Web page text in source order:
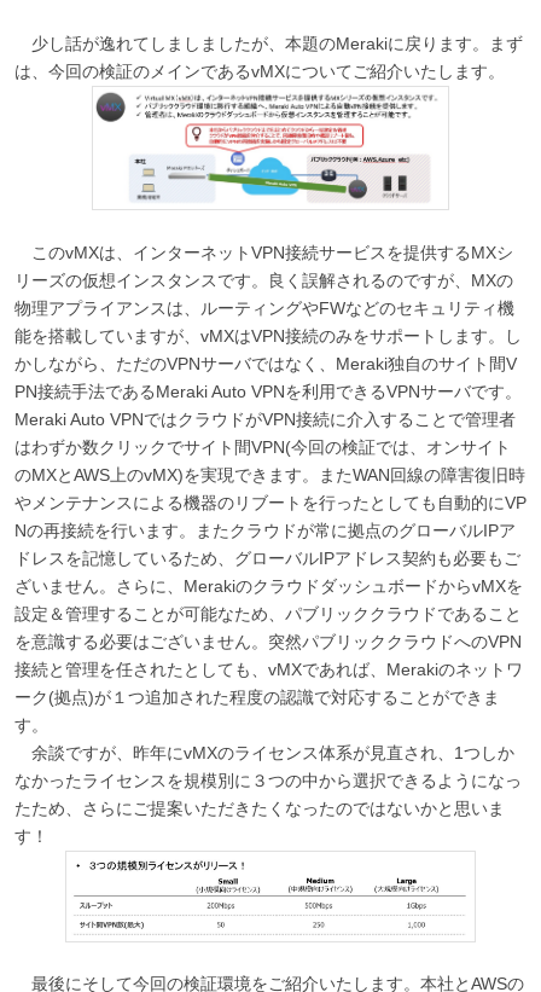
少し話が逸れてしましましたが、本題のMerakiに戻ります。まず
は、今回の検証のメインであるvMXについてご紹介いたします。
このvMXは、インターネットVPN接続サービスを提供するMXシ
リーズの仮想インスタンスです。良く誤解されるのですが、MXの
物理アプライアンスは、ルーティングやFWなどのセキュリティ機
能を搭載していますが、vMXはVPN接続のみをサポートします。し
かしながら、ただのVPNサーバではなく、Meraki独自のサイト間V
PN接続手法であるMeraki Auto VPNを利用できるVPNサーバです。
Meraki Auto VPNではクラウドがVPN接続に介入することで管理者
はわずか数クリックでサイト間VPN(今回の検証では、オンサイト
のMXとAWS上のvMX)を実現できます。またWAN回線の障害復旧時
やメンテナンスによる機器のリブートを行ったとしても自動的にVP
Nの再接続を行います。またクラウドが常に拠点のグローバルIPア
ドレスを記憶しているため、グローバルIPアドレス契約も必要もご
ざいません。さらに、MerakiのクラウドダッシュボードからvMXを
設定＆管理することが可能なため、パブリッククラウドであること
を意識する必要はございません。突然パブリッククラウドへのVPN
接続と管理を任されたとしても、vMXであれば、Merakiのネットワ
ーク(拠点)が１つ追加された程度の認識で対応することができま
す。
余談ですが、昨年にvMXのライセンス体系が見直され、1つしか
なかったライセンスを規模別に３つの中から選択できるようになっ
たため、さらにご提案いただきたくなったのではないかと思いま
す！
最後にそして今回の検証環境をご紹介いたします。本社とAWSの